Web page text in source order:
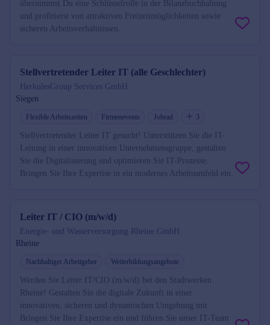
übernimmst Du eine Schlüsselrolle in der Bilanzbuchhaltung
und profitierst von attraktiven Freizeitmöglichkeiten sowie
sicheren Arbeitsverhältnissen.
Stellvertretender Leiter IT (alle Geschlechter)
HerkulesGroup Services GmbH
Siegen
Flexible Arbeitszeiten Firmenevents Jobrad 3
Stellvertretender Leiter IT gesucht! Unterstützen Sie die IT-
Leitung in einer innovativen Unternehmensgruppe, gestalten
Sie die Digitalisierung und optimieren Sie IT-Prozesse.
Bringen Sie Ihre Expertise in ein modernes Arbeitsumfeld ein.
Leiter IT / CIO (m/w/d)
Energie- und Wasserversorgung Rheine GmbH
Rheine
Nachhaltiger Arbeitgeber Weiterbildungsangebote
Werden Sie Leiter IT/CIO (m/w/d) bei den Stadtwerken
Rheine! Gestalten Sie die digitale Zukunft in einer
innovativen, sicheren und dynamischen Umgebung mit.
Bringen Sie Ihre Expertise ein und führen Sie unser IT-Team